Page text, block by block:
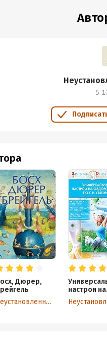
5
Дюрер,
Неустановленный автор
настрои на
по Г. Н.